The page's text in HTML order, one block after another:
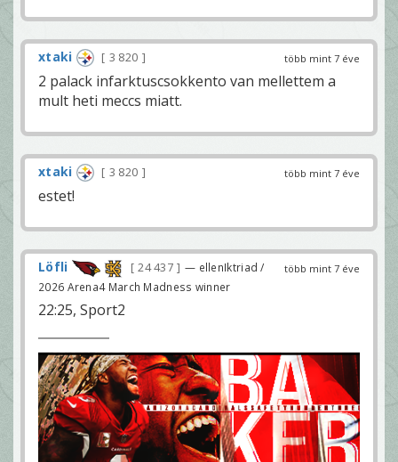
több mint 7 éve
xtaki 3 820
2 palack infarktuscsokkento van mellettem a
mult heti meccs miatt.
több mint 7 éve
xtaki 3 820
estet!
több mint 7 éve
Löfli 24 437
— ellenIktriad /
2026 Arena4 March Madness winner
22:25, Sport2